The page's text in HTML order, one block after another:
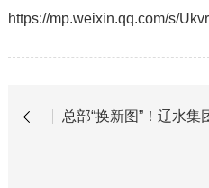
https://mp.weixin.qq.com/s/